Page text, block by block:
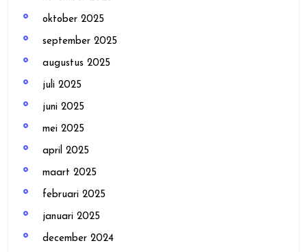
oktober 2025
september 2025
augustus 2025
juli 2025
juni 2025
mei 2025
april 2025
maart 2025
februari 2025
januari 2025
december 2024